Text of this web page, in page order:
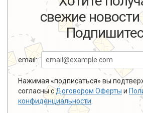
свежие новости
email:
Нажимая «подписаться» вы
согласны сДоговором Оферты и
конфиденциальности